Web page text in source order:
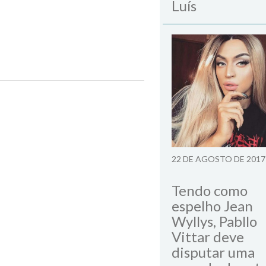
Luís
22 DE AGOSTO DE 2017
Tendo como
espelho Jean
Wyllys, Pabllo
Vittar deve
disputar uma